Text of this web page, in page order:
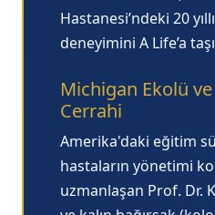
Hastanesi’ndeki 20
deneyimini A Life’a
Michigan Ekolü
Cerrahi
Amerika'daki eğitim
hastaların yönetimi
uzmanlaşan Prof. Dr.